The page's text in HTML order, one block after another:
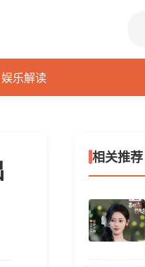
娱乐解读
相关推荐